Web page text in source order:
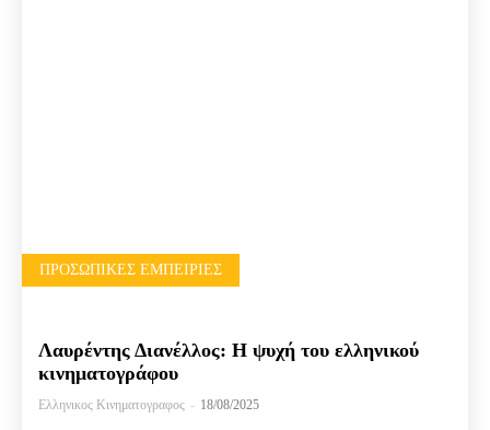
ΠΡΟΣΩΠΙΚΈΣ ΕΜΠΕΙΡΊΕΣ
Λαυρέντης Διανέλλος: Η ψυχή του ελληνικού
κινηματογράφου
Ελληνικος Κινηματογραφος - 18/08/2025